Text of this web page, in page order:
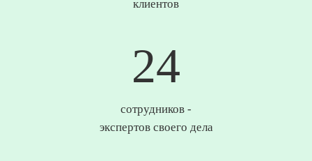
клиентов
25
сотрудников -
экспертов своего дела